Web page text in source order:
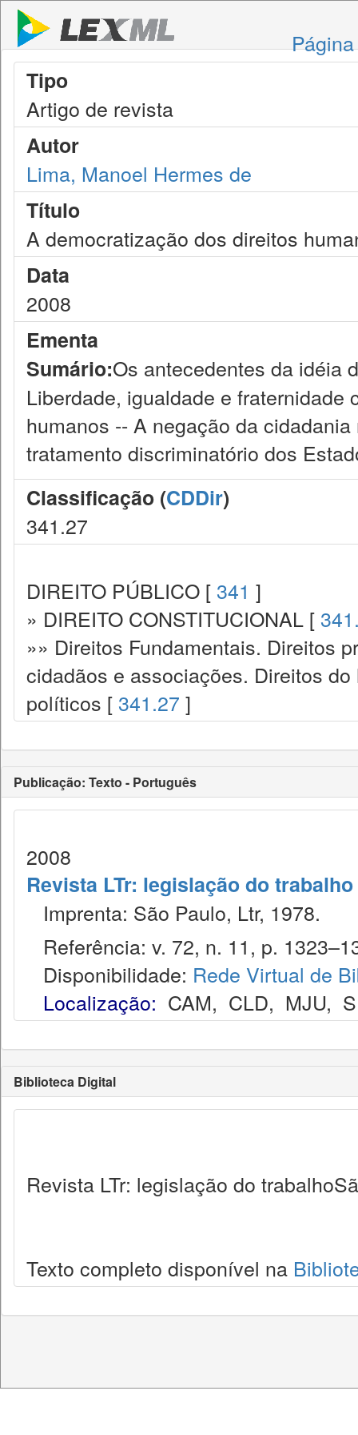
Tipo
Artigo de revista
Autor
Lima, Manoel Hermes de
Título
A democratização dos direitos
Data
2008
Ementa
Sumário:Os antecedentes da idéia
Liberdade, igualdade e
humanos -- A negação da
tratamento discriminatório dos
Classificação (CDDir)
341.27
DIREITO PÚBLICO [ 341 ]
» DIREITO CONSTITUCIONAL [
»» Direitos Fundamentais. Direitos
cidadãos e associações. Direitos
políticos [ 341.27 ]
Publicação: Texto - Português
2008
Revista LTr: legislação do trabalho
Imprenta: São Paulo, Ltr, 1978.
Referência: v. 72, n. 11, p.
Disponibilidade: Rede Virtual de
Localização: CAM, CLD, MJU,
Biblioteca Digital
Revista LTr: legislação do
Texto completo disponível na